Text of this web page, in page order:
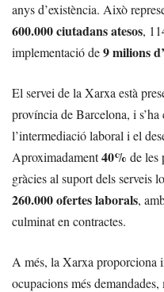
anys d’existència. Això
600.000 ciutadans atesos,
implementació de9 milions
El servei de la Xarxa està
província de Barcelona, i
l’intermediació laboral i el
Aproximadament40% de les
gràcies al suport dels serveis
260.000 ofertes laborals,
culminat en contractes.
A més, la Xarxa proporciona
ocupacions més